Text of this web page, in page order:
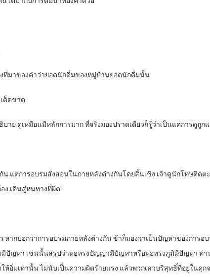
ที่มาของคำว่ายอดนักดื่มของหมู่บ้านยอดนักดื่มนั้น
ด็ดขาด
าย ดูเหมือนมีหลักการมาก ที่จริงมองปราดเดียวก็รู้ว่าเป็นแค่การดูถูก
แต่การอบรมสั่งสอนในภายหลังต่างกันโดยสิ้นเชิง เจ้าดูนักโทษติดต
ง เดินสู่หนทางที่ผิด”
หากบอกว่าการอบรมภายหลังต่างกัน ข้าก็มองว่าเป็นปัญหาของการ
ญหา เช่นนั้นสรุปว่าหอทรงปัญญามีปัญหาหรือหอทรงภูมิมีปัญหา ท่าน
ห้อิ่มเท่านั้น ไม่นับเป็นความผิดร้ายแรง แล้วพวกเลวบริสุทธิ์ที่อยู่ในคุ